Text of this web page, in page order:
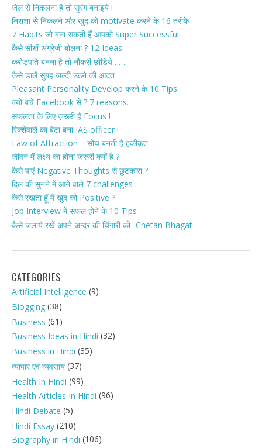
जेल से निकलना है तो सुरंग बनाइये !
निराशा से निकलने और खुद को motivate करने के 16 तरीके
7 Habits जो बना सकती हैं आपको Super Successful
कैसे सीखें अंग्रेजी बोलना ? 12 Ideas
करोड़पति बनना है तो नौकरी छोडिये…….
कैसे डालें सुबह जल्दी उठने की आदत
Pleasant Personality Develop करने के 10 Tips
क्यों बचें Facebook से ? 7 reasons.
सफलता के लिए ज़रूरी है Focus !
रिक्शेवाले का बेटा बना IAS officer !
Law of Attraction – सोच बनती है हकीक़त
जीवन में लक्ष्य का होना ज़रूरी क्यों है ?
कैसे पाएं Negative Thoughts से छुटकारा ?
दिल की सुनने में आने वाले 7 challenges
कैसे रखता हूँ मैं खुद को Positive ?
Job Interview में सफल होने के 10 Tips
कैसे जलाये रखें अपने अन्दर की चिंगारी को- Chetan Bhagat
CATEGORIES
Artificial Intelligence (9)
Blogging (38)
Business (61)
Business Ideas in Hindi (32)
Business in Hindi (35)
व्यापार एवं व्यवसाय (37)
Health In Hindi (99)
Health Articles In Hindi (96)
Hindi Debate (5)
Hindi Essay (210)
Biography in Hindi (106)